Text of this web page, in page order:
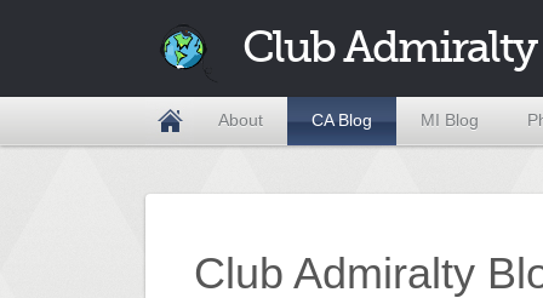
Club Admiralty
About CA Blog MI Blog
Club Admiralty